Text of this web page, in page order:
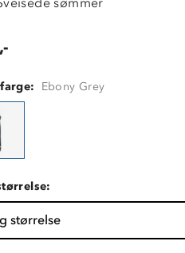
Ebony Grey
størrelse